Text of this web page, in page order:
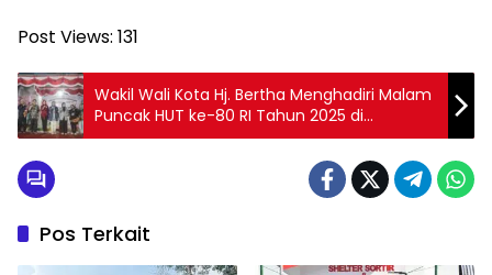
Post Views: 131
Wakil Wali Kota Hj. Bertha Menghadiri Malam
Puncak HUT ke-80 RI Tahun 2025 di
Kelurahan Bangun Rejo
Pos Terkait